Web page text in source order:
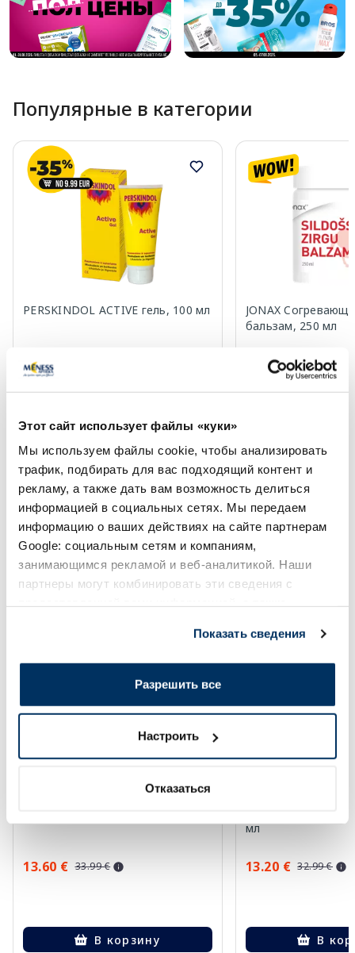
Этот сайт использует файлы «куки»
Мы используем файлы cookie, чтобы анализировать
трафик, подбирать для вас подходящий контент и
рекламу, а также дать вам возможность делиться
информацией в социальных сетях. Мы передаем
информацию о ваших действиях на сайте партнерам
Google: социальным сетям и компаниям,
занимающимся рекламой и веб-аналитикой. Наши
партнеры могут комбинировать эти сведения с
Показать сведения
Разрешить все
Настроить
Отказаться
Популярные в категории
PERSKINDOL ACTIVE гель, 100 мл
12.59 €
В корзину
JONAX
бальзам, 250 мл
3.84 €
Регулярная цена: 6.99 €
Page 1 of 10
Солнечная защита летом ☀️
EUCERIN Kids Dry Touch SPF 50+
13.60 € 33.99 €
В корзину
мл
13.20 € 32.99 €
В